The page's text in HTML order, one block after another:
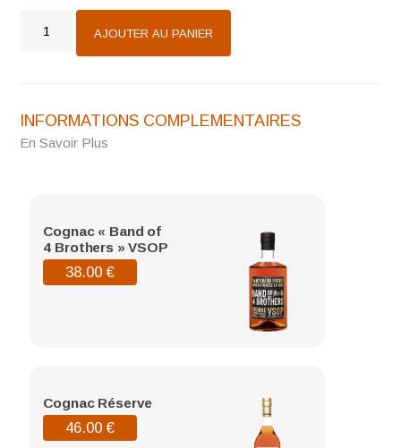
Cognac
AJOUTER AU PANIER
En Savoir Plus
INFORMATIONS COMPLEMENTAIRES
Cognac « Band of
4 Brothers » VSOP
38.00€
Cognac Réserve
46.00€